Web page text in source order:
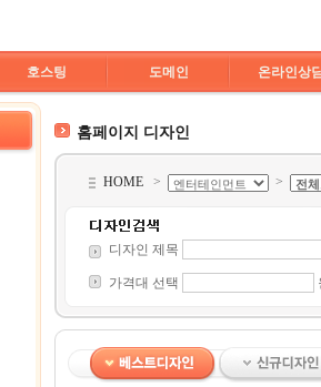
호스팅 도메인 온라인상
홈페이지 디자인
HOME > >
디자인 제목
가격대 선택